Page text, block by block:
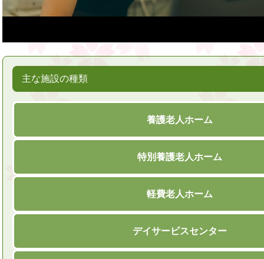
主な施設の種類
養護老人ホーム
特別養護老人ホーム
軽費老人ホーム
デイサービスセンター